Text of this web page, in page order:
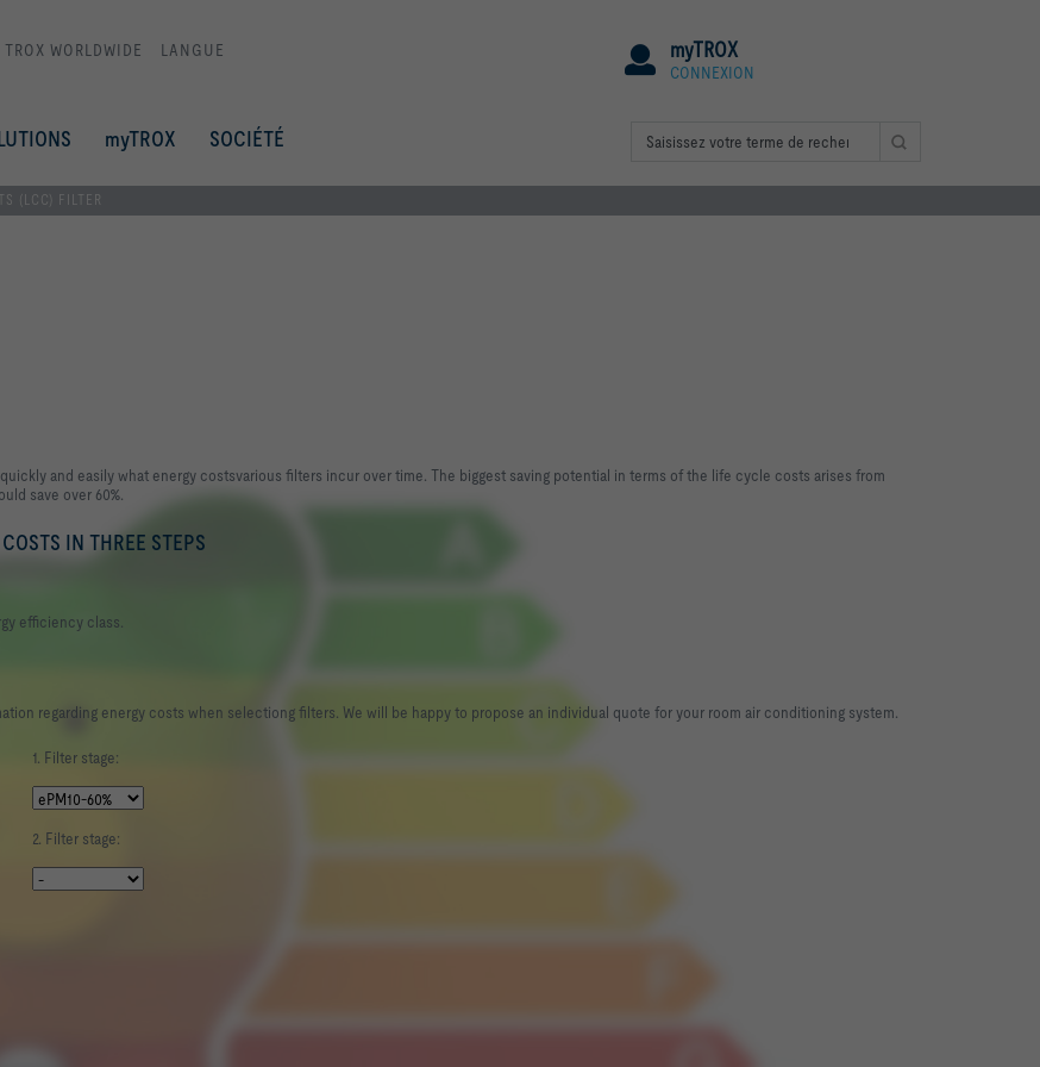
TROX WORLDWIDE LANGUE myTROX
CONNEXION
myTROX SOCIÉTÉ
(LCC) FILTER
and easily what energy costsvarious filters incur over time. The biggest saving potential in terms of the life cycle costs arises from
save over 60%.
IN THREE STEPS
efficiency class.
regarding energy costs when selectiong filters. We will be happy to propose an individual quote for your room air conditioning system.
1. Filter stage:
2. Filter stage: